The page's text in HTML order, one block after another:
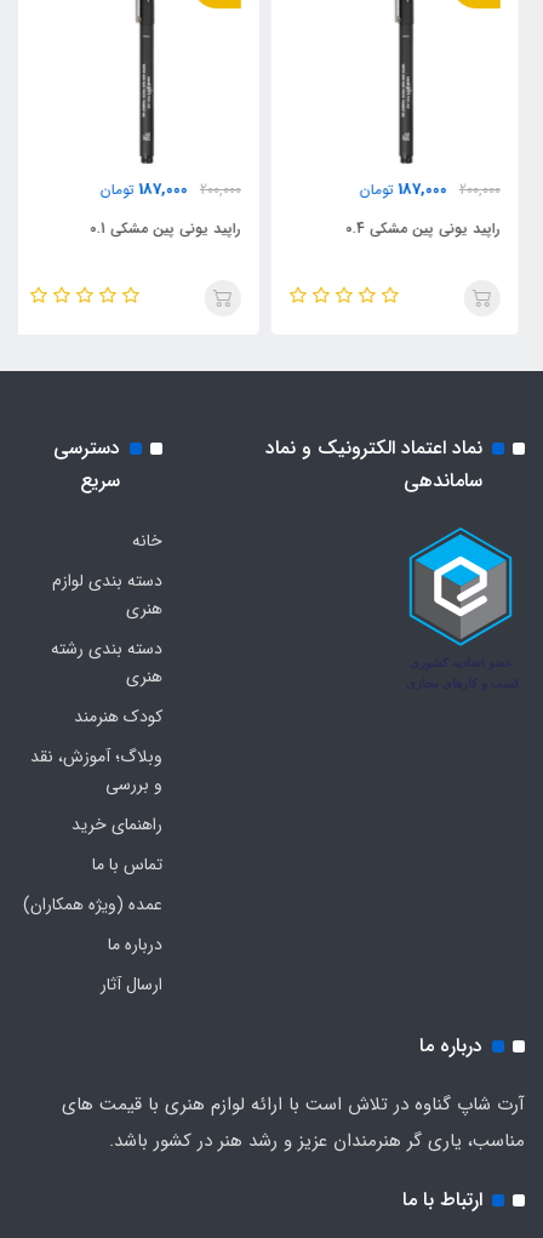
200,000
187,000 تومان
راپید یونی پین مشکی 0.4
200,000
187,000 تومان
راپید یونی پین مشکی 0.1
نماد اعتماد الکترونیک و نماد
ساماندهی
دسترسی
سریع
خانه
دسته بندی لوازم
هنری
دسته بندی رشته
هنری
کودک هنرمند
وبلاگ؛ آموزش، نقد
و بررسی
راهنمای خرید
تماس با ما
عمده (ویژه همکاران)
درباره ما
ارسال آثار
درباره ما
آرت شاپ گناوه در تلاش است با ارائه لوازم هنری با قیمت های
مناسب، یاری گر هنرمندان عزیز و رشد هنر در کشور باشد.
ارتباط با ما